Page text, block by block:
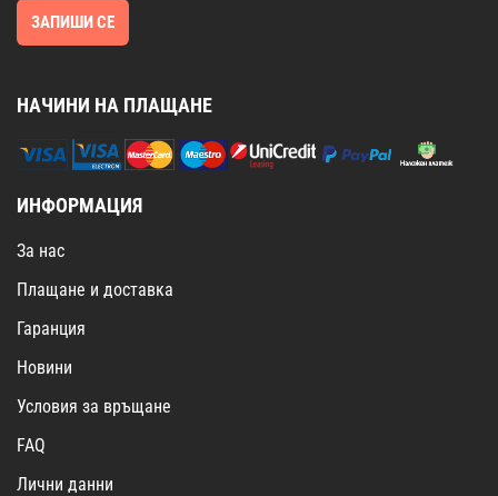
ЗАПИШИ СЕ
НАЧИНИ НА ПЛАЩАНЕ
ИНФОРМАЦИЯ
За нас
Плащане и доставка
Гаранция
Новини
Условия за връщане
FAQ
Лични данни